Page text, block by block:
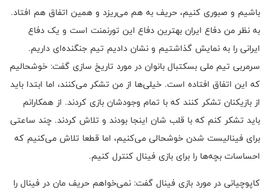
باشیم و صبوری کنیم، حریف به هم می‌ریزد و همین اتفاق هم افتاد.
به نظر من دفاع ایران بهترین دفاع این تورنمنت است و یک دفاع
ایرانی را به نمایش گذاشتیم و نشان دادیم تیم جنگنده‌ای داریم.
سرمربی تیم ملی بسکتبال بانوان در مورد تاریخ سازی گفت: خوشحالیم
که این اتفاق افتاده است. خیلی‌ها از من تشکر می‌کنند، اما ابتدا باید
از بازیکنان تشکر کنند که با تمام وجودشان بازی کردند. از همکارانم
باید تشکر کنم که با قلب شان اینجا بودند و تلاش کردند. چند ساعتی
برای فینالیست شدن خوشحالی می‌کنیم، اما قطعا تلاش می‌کنیم که
احساسات بچه‌ها را برای بازی فینال کنترل کنیم.
کاپوچیانی در مورد بازی فینال گفت: نمی‌خواهم حریف مان در فینال را